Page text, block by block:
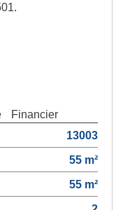
Financier
13003
55 m²
55 m²